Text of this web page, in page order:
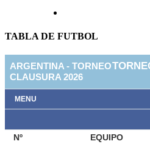
TABLA DE FUTBOL